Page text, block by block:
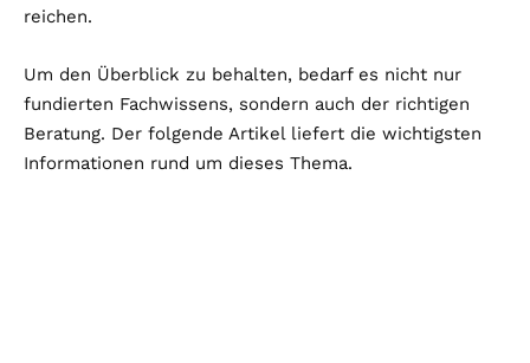
reichen.
Um den Überblick zu behalten, bedarf es nicht nur
fundierten Fachwissens, sondern auch der richtigen
Beratung. Der folgende Artikel liefert die wichtigsten
Informationen rund um dieses Thema.